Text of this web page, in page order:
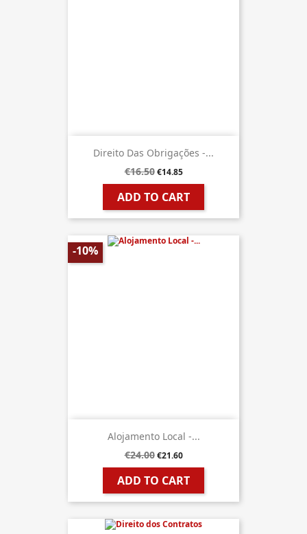
Direito Das Obrigações -...
€16.50 €14.85
ADD TO CART
Alojamento Local -...
€24.00 €21.60
ADD TO CART
-10%